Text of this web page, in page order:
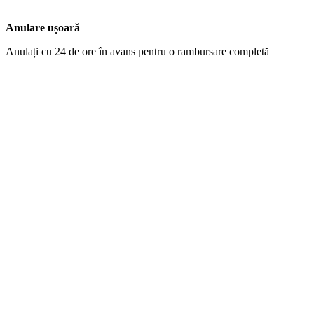
Anulare ușoară
Anulați cu 24 de ore în avans pentru o rambursare completă